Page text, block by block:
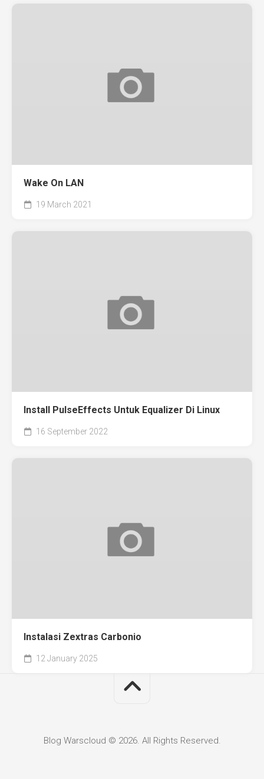
Wake On LAN
19 March 2021
Install PulseEffects Untuk Equalizer Di Linux
16 September 2022
Instalasi Zextras Carbonio
12 January 2025
Blog Warscloud © 2026. All Rights Reserved.